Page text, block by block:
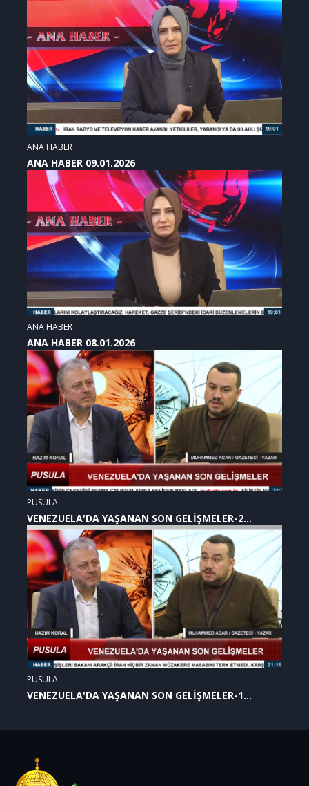
ANA HABER
ANA HABER 09.01.2026
ANA HABER
ANA HABER 08.01.2026
PUSULA
VENEZUELA'DA YAŞANAN SON GELİŞMELER-2
(07.01.2026)
PUSULA
VENEZUELA'DA YAŞANAN SON GELİŞMELER-1